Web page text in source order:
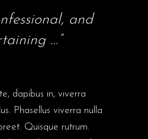
and
…”
dapibus in, viverra
Phasellus viverra nulla
Quisque rutrum.